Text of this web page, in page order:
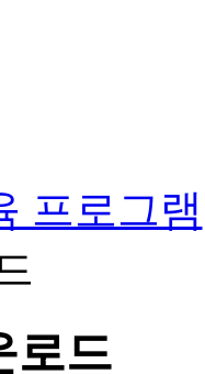
프로그램
로드